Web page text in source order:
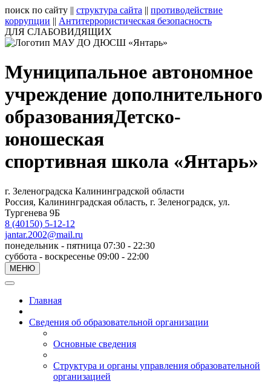
поиск по сайту || структура сайта || противодействие
коррупции || Антитеррористическая безопасность
ДЛЯ СЛАБОВИДЯЩИХ
Муниципальное автономное
учреждение дополнительного
образованияДетско-
юношеская
спортивная школа «Янтарь»
г. Зеленоградска Калининградской области
Россия, Калининградская область, г. Зеленоградск, ул.
Тургенева 9Б
8 (40150) 5-12-12
jantar.2002@mail.ru
понедельник - пятница 07:30 - 22:30
суббота - воскресенье 09:00 - 22:00
МЕНЮ
Главная
Сведения об образовательной организации
Основные сведения
Структура и органы управления образовательной
организацией